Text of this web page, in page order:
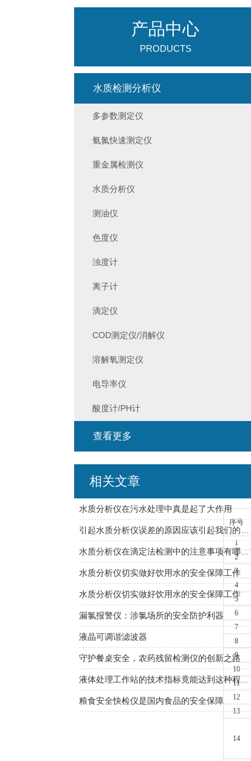
序号
1
2
3
4
5
6
7
8
9
10
11
12
13
14
产品中心
PRODUCTS
水质检测分析仪
多参数测定仪
氨氮快速测定仪
重金属检测仪
水质分析仪
测油仪
色度仪
浊度计
离子计
滴定仪
COD测定仪/消解仪
溶解氧测定仪
电导率仪
酸度计/PH计
查看更多
相关文章
水质分析仪在污水处理中真是起了大作用
水质分析仪在滴定法检测中的注意事项有哪些？
水质分析仪切实做好饮用水的安全保障工作
水质分析仪切实做好饮用水的安全保障工作
漏氯报警仪：涉氯场所的安全防护利器
液晶可调谐滤波器
守护餐桌安全，农药残留检测仪的创新之路
液体处理工作站的技术指标竟能达到这种程度！
粮食安全快检仪是国内食品的安全保障